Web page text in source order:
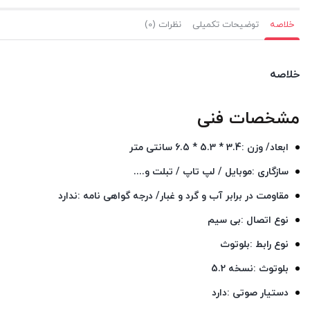
خلاصه توضیحات تکمیلی نظرات (0)
خلاصه
مشخصات فنی
ابعاد/ وزن :3.4 * 5.3 * 6.5 سانتی متر
سازگاری :موبایل / لپ تاپ / تبلت و....
مقاومت در برابر آب و گرد و غبار/ درجه گواهی‌ نامه :ندارد
نوع اتصال :بی‌ سیم
نوع رابط :بلوتوث
بلوتوث :نسخه 5.2
دستیار صوتی :دارد